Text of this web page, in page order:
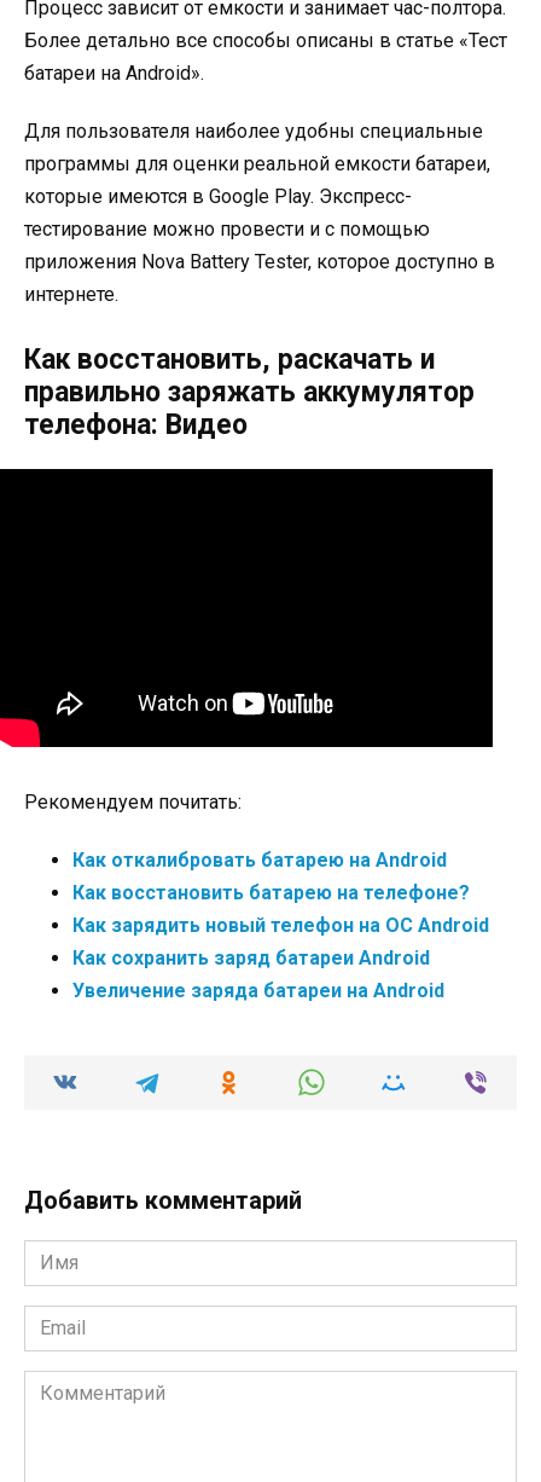
Процесс зависит от емкости и занимает час-полтора.
Более детально все способы описаны в статье «Тест
батареи на Android».
Для пользователя наиболее удобны специальные
программы для оценки реальной емкости батареи,
которые имеются в Google Play. Экспресс-
тестирование можно провести и с помощью
приложения Nova Battery Tester, которое доступно в
интернете.
Как восстановить, раскачать и
правильно заряжать аккумулятор
телефона: Видео
Рекомендуем почитать:
Как откалибровать батарею на Android
Как восстановить батарею на телефоне?
Как зарядить новый телефон на ОС Android
Как сохранить заряд батареи Android
Увеличение заряда батареи на Android
Добавить комментарий
Имя
*
Email
*
Комментарий